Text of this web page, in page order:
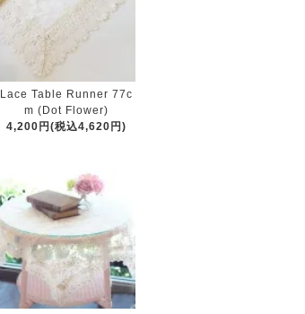
Lace Table Runner 77c
m (Dot Flower)
4,200円(税込4,620円)